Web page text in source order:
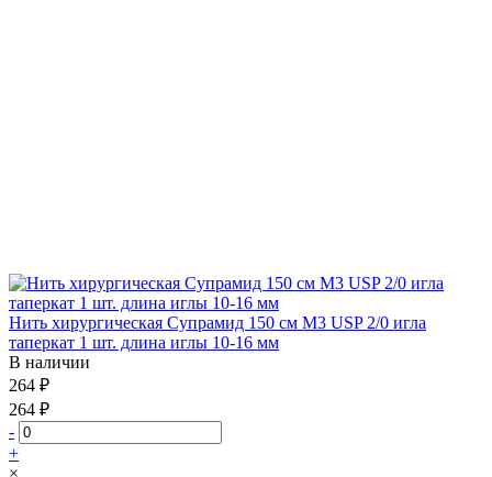
Нить хирургическая Супрамид 150 см М3 USP 2/0 игла
таперкат 1 шт. длина иглы 10-16 мм
В наличии
264 ₽
264 ₽
-
+
×